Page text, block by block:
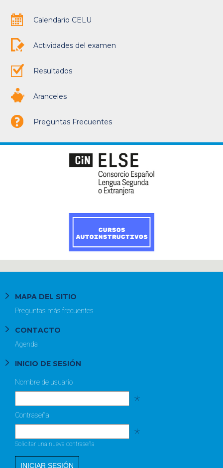
Calendario CELU
Actividades del examen
Resultados
Aranceles
Preguntas Frecuentes
MAPA DEL SITIO
Preguntas más frecuentes
CONTACTO
Agenda
INICIO DE SESIÓN
Nombre de usuario
*
Contraseña
*
Solicitar una nueva contraseña